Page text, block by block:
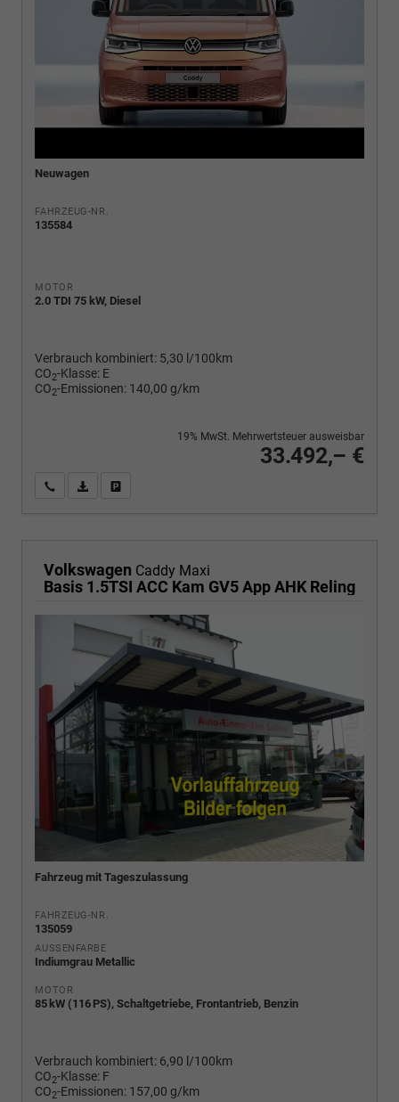
Neuwagen
FAHRZEUG-NR.
135584
MOTOR
2.0 TDI 75 kW, Diesel
Verbrauch kombiniert: 5,30 l/100km
CO2-Klasse: E
CO2-Emissionen: 140,00 g/km
33.492,– €
19% MwSt. Mehrwertsteuer ausweisbar
Wir rufen Sie anPDF-Fahrzeugexposé drucken
Volkswagen Caddy Maxi
Basis 1.5TSI ACC Kam GV5 App AHK Reling
Fahrzeug mit Tageszulassung
FAHRZEUG-NR.
135059
AUSSENFARBE
Indiumgrau Metallic
MOTOR
85 kW (116 PS), Schaltgetriebe, Frontantrieb, Benzin
Verbrauch kombiniert: 6,90 l/100km
CO2-Klasse: F
CO2-Emissionen: 157,00 g/km